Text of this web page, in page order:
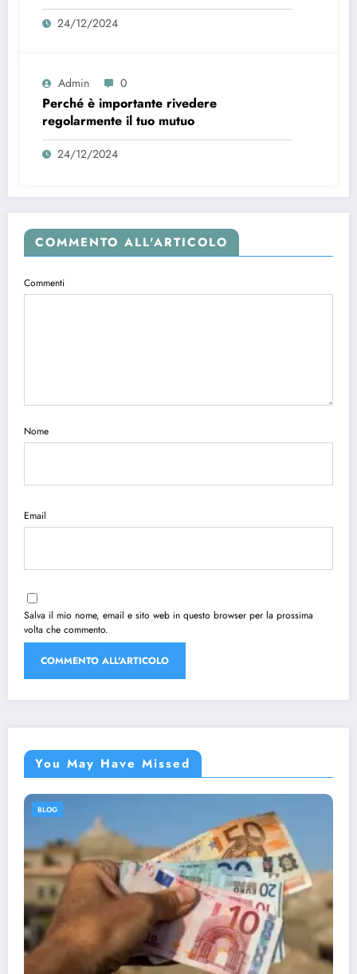
24/12/2024
Admin 0
Perché è importante rivedere
regolarmente il tuo mutuo
24/12/2024
COMMENTO ALL'ARTICOLO
Commenti
Nome
Email
Salva il mio nome, email e sito web in questo browser per la prossima
volta che commento.
You May Have Missed
BLOG